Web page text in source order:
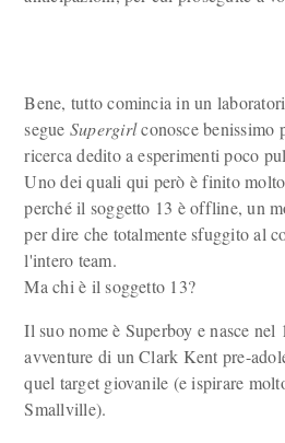
Bene, tutto comincia in un
segue Supergirlconosce benissimo
ricerca dedito a esperimenti poco
Uno dei quali qui però è finito
perché il soggetto 13 è offline, un
per dire che totalmente sfuggito al
l'intero team.
Ma chi è il soggetto 13?
Il suo nome è Superboy e nasce nel
avventure di un Clark Kent pre-
quel target giovanile (e ispirare
Smallville).